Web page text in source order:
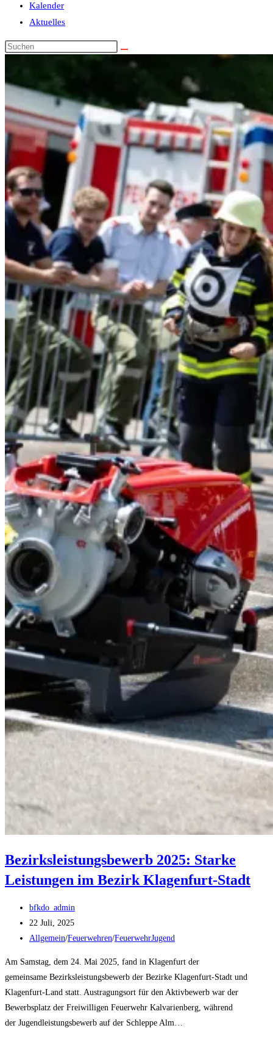
Kalender
Aktuelles
Diese
Bezirksleistungsbewerb 2025: Starke
Leistungen im Bezirk Klagenfurt-Stadt
Beitrags-
Autor:
bfkdo_admin
Beitrag
veröffentlicht:
22 Juli, 2025
Beitrags-
Allgemein/Feuerwehren/FeuerwehrJugend
Am Samstag, dem 24. Mai 2025, fand in Klagenfurt der
gemeinsame Bezirksleistungsbewerb der Bezirke Klagenfurt-Stadt und
Klagenfurt-Land statt. Austragungsort für den Aktivbewerb war der
Bewerbsplatz der Freiwilligen Feuerwehr Kalvarienberg, während
der Jugendleistungsbewerb auf der Schleppe Alm…